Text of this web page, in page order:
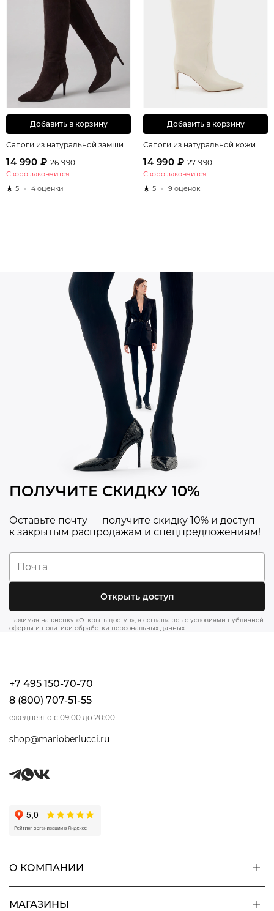
Добавить в корзину
Сапоги из натуральной замши
14 990 ₽26 990
Скоро закончится
5
4 оценки
Добавить в корзину
Сапоги из натуральной кожи
14 990 ₽27 990
Скоро закончится
5
9 оценок
ПОЛУЧИТЕ СКИДКУ 10%
Оставьте почту — получите скидку 10% и доступ
к закрытым распродажам и спецпредложениям!
Открыть доступ
Нажимая на кнопку «Открыть доступ», я соглашаюсь с условиями публичной
оферты и политики обработки персональных данных.
+7 495 150-70-70
8 (800) 707-51-55
ежедневно с 09:00 до 20:00
shop@marioberlucci.ru
О КОМПАНИИ
МАГАЗИНЫ